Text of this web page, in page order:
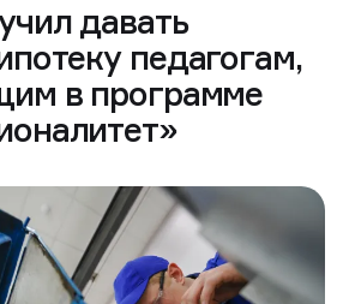
давать
педагогам,
в программе